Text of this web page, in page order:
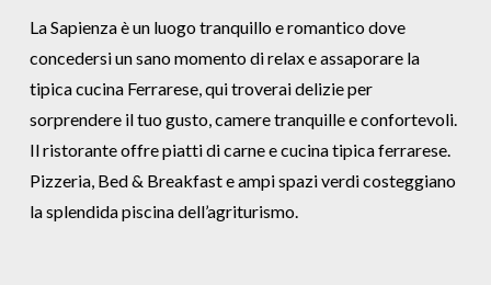
La Sapienza è un luogo tranquillo e romantico dove
concedersi un sano momento di relax e assaporare la
tipica cucina Ferrarese, qui troverai delizie per
sorprendere il tuo gusto, camere tranquille e confortevoli.
Il ristorante offre piatti di carne e cucina tipica ferrarese.
Pizzeria, Bed & Breakfast e ampi spazi verdi costeggiano
la splendida piscina dell’agriturismo.